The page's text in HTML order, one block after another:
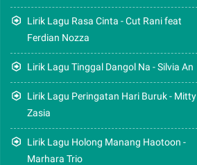
Lirik Lagu Rasa Cinta - Cut Rani feat
Ferdian Nozza
Lirik Lagu Tinggal Dangol Na - Silvia An
Lirik Lagu Peringatan Hari Buruk - Mitty
Zasia
Lirik Lagu Holong Manang Haotoon -
Marhara Trio